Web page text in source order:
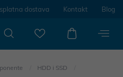
dostava Kontakt Blog
HDD i SSD